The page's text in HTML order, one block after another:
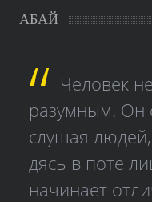
АБАЙ
Человек
разумным. Он
слушая
дясь в поте
начинает